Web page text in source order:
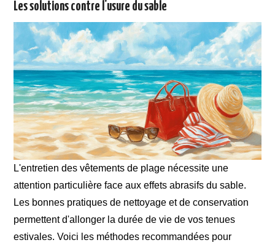
Les solutions contre l'usure du sable
L'entretien des vêtements de plage nécessite une
attention particulière face aux effets abrasifs du sable.
Les bonnes pratiques de nettoyage et de conservation
permettent d'allonger la durée de vie de vos tenues
estivales. Voici les méthodes recommandées pour